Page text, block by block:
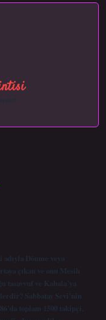
Dönme veya
çıkan ve onu Mesih
tasavvuf ve Kabala’ya
Sabbatay Sevi’nin
toplam 1500 takipçi,